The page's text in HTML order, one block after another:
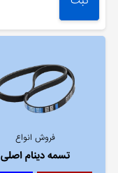
فروش انواع
تسمه دینام اصلی